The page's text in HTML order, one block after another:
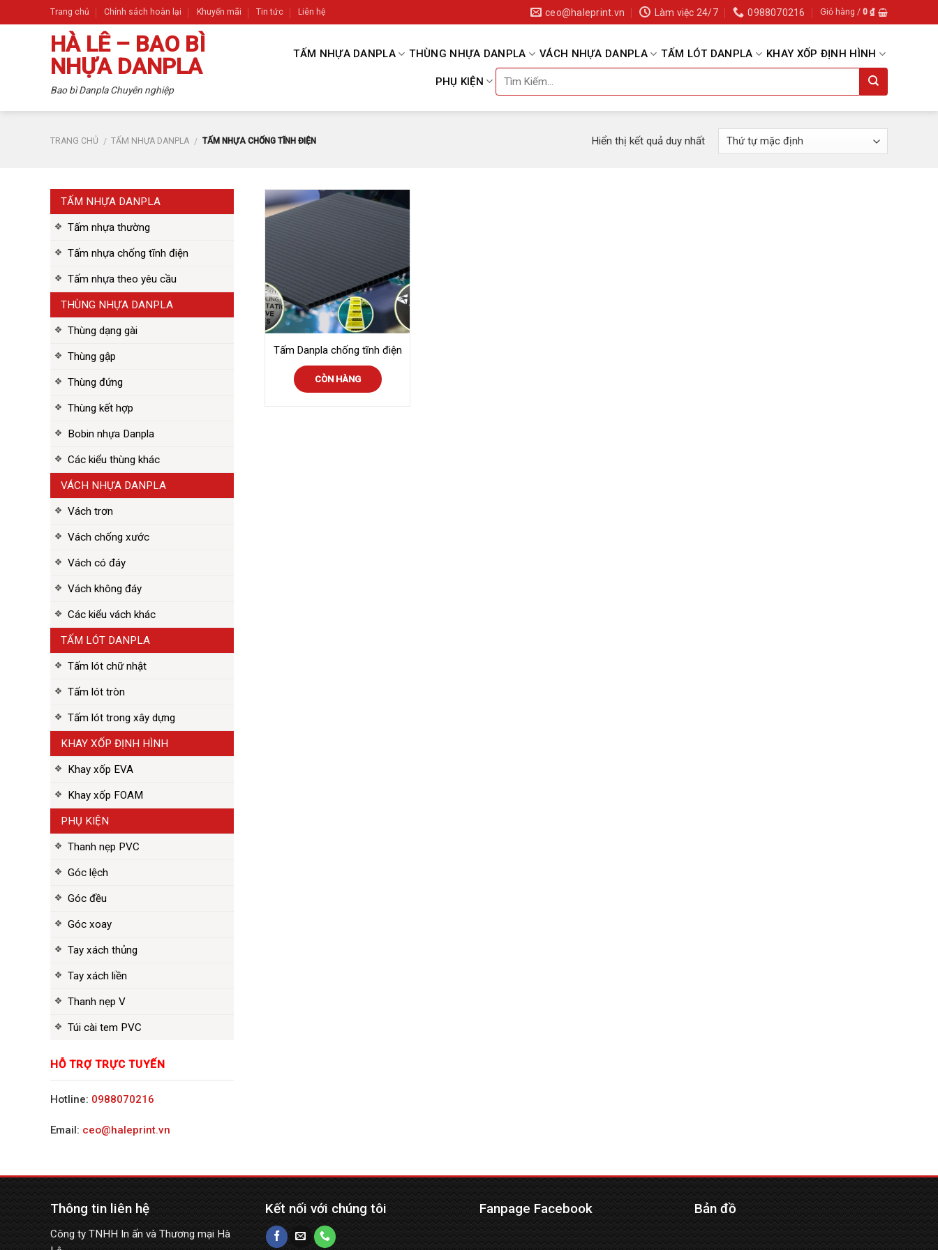
to
Trang chủ Chính sách hoàn lại Khuyến mãi Tin tức Liên hệ ceo@haleprint.vn Làm việc 24/7 0988070216 Giỏ hàng / 0 ₫
HÀ LÊ – BAO BÌ
NHỰA DANPLA
Bao bì Danpla Chuyên nghiệp
TẤM NHỰA DANPLA THÙNG NHỰA DANPLA VÁCH NHỰA DANPLA TẤM LÓT DANPLA KHAY XỐP ĐỊNH HÌNH
PHỤ KIỆN
TRANG CHỦ / TẤM NHỰA DANPLA / TẤM NHỰA CHỐNG TĨNH ĐIỆN Hiển thị kết quả duy nhất
TẤM NHỰA DANPLA
Tấm nhựa thường
Tấm nhựa chống tĩnh điện
Tấm nhựa theo yêu cầu
THÙNG NHỰA DANPLA
Thùng dạng gài
Thùng gập
Thùng đứng
Thùng kết hợp
Bobin nhựa Danpla
Các kiểu thùng khác
VÁCH NHỰA DANPLA
Vách trơn
Vách chống xước
Vách có đáy
Vách không đáy
Các kiểu vách khác
TẤM LÓT DANPLA
Tấm lót chữ nhật
Tấm lót tròn
Tấm lót trong xây dựng
KHAY XỐP ĐỊNH HÌNH
Khay xốp EVA
Khay xốp FOAM
PHỤ KIỆN
Thanh nẹp PVC
Góc lệch
Góc đều
Góc xoay
Tay xách thủng
Tay xách liền
Thanh nẹp V
Túi cài tem PVC
HỖ TRỢ TRỰC TUYẾN
Hotline: 0988070216
Email: ceo@haleprint.vn
Tấm Danpla chống tĩnh điện
CÒN HÀNG
Thông tin liên hệ
Công ty TNHH In ấn và Thương mại Hà
Kết nối với chúng tôi Fanpage Facebook Bản đồ